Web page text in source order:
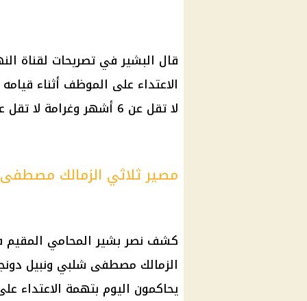
قال البشير في تصريحات لقناة
الاعتداء على الموظف
لا تقل عن 6 أشهر وغرامة لا تقل عن 50 ألف درهم، وفقاً لقوانين الدولة.
مصير ثلاثي الزمالك
كشف نصر بشير المحامي
الزمالك مصطفى شلبي ونبيل
يحاكمون اليوم بتهمة الاعتداء